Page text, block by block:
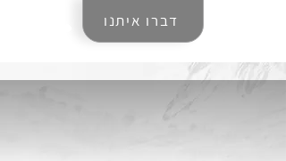
דברו איתנו